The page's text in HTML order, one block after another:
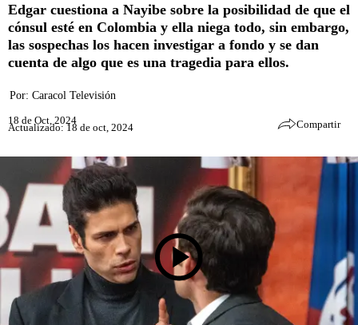
Edgar cuestiona a Nayibe sobre la posibilidad de que el
cónsul esté en Colombia y ella niega todo, sin embargo,
las sospechas los hacen investigar a fondo y se dan
cuenta de algo que es una tragedia para ellos.
Por: Caracol Televisión
18 de Oct, 2024
Actualizado: 18 de oct, 2024 Compartir